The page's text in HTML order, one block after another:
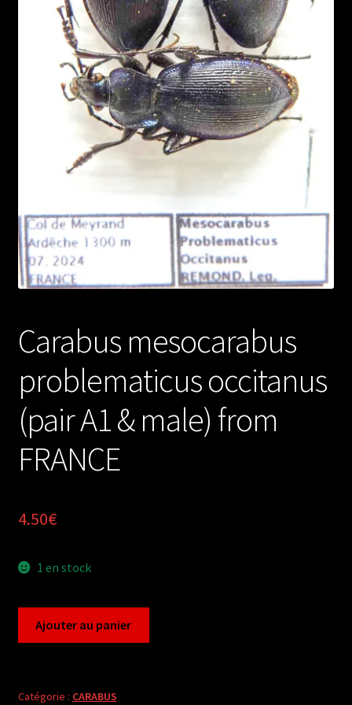
Carabus mesocarabus
problematicus occitanus
(pair A1 & male) from
FRANCE
4.50€
1 en stock
problematicus
Ajouter au panier
Catégorie : CARABUS